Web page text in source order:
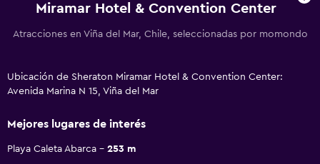
Miramar Hotel & Convention Center
Atracciones en Viña del Mar, Chile, seleccionadas por momondo
Ubicación de Sheraton Miramar Hotel & Convention Center:
Avenida Marina N 15, Viña del Mar
Mejores lugares de interés
Playa Caleta Abarca
253 m